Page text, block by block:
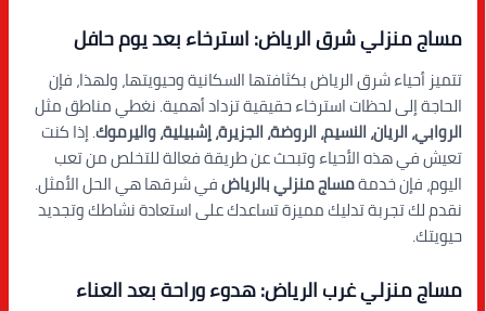
مساج منزلي شرق الرياض: استرخاء بعد يوم حافل
تتميز أحياء شرق الرياض بكثافتها السكانية وحيويتها، ولهذا، فإن
الحاجة إلى لحظات استرخاء حقيقية تزداد أهمية. نغطي مناطق مثل
الروابي، الريان، النسيم، الروضة، الجزيرة، إشبيلية، واليرموك. إذا كنت
تعيش في هذه الأحياء وتبحث عن طريقة فعالة للتخلص من تعب
اليوم، فإن خدمةمساج منزلي بالرياضفي شرقها هي الحل الأمثل.
نقدم لك تجربة تدليك مميزة تساعدك على استعادة نشاطك وتجديد
حيويتك.
مساج منزلي غرب الرياض: هدوء وراحة بعد العناء